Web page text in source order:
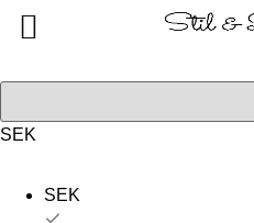
SEK
SEK
Alla produkter
Om oss